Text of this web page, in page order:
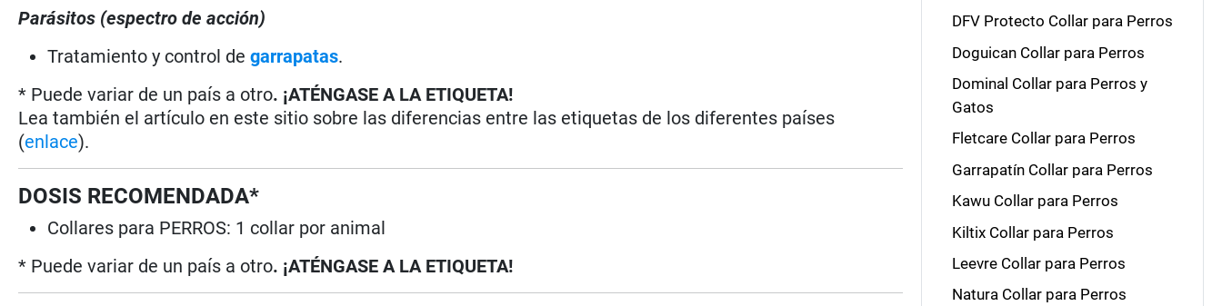
Parásitos (espectro de acción)
Tratamiento y control degarrapatas.
* Puede variar de un país a otro. ¡ATÉNGASE A LA ETIQUETA!
Lea también el artículo en este sitio sobre las diferencias entre las etiquetas de los diferentes países
(enlace).
DOSIS RECOMENDADA*
Collares para PERROS: 1 collar por animal
* Puede variar de un país a otro. ¡ATÉNGASE A LA ETIQUETA!
DFV Protecto Collar para Perros
Doguican Collar para Perros
Dominal Collar para Perros y
Gatos
Fletcare Collar para Perros
Garrapatín Collar para Perros
Kawu Collar para Perros
Kiltix Collar para Perros
Leevre Collar para Perros
Natura Collar para Perros